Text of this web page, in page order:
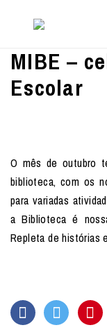
MIBE –
Escolar
O mês de outubro
biblioteca, com os
para variadas
a Biblioteca é
Repleta de histórias